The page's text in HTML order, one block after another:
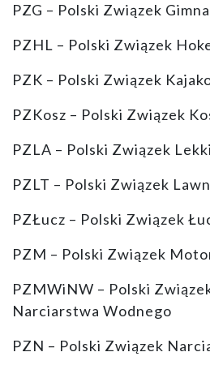
PZG – Polski Związek
PZHL – Polski Związek
PZK – Polski Związek
PZKosz – Polski Związek
PZLA – Polski Związek
PZLT – Polski Związek
PZŁucz – Polski Związek
PZM – Polski Związek
PZMWiNW – Polski
Narciarstwa Wodnego
PZN – Polski Związek